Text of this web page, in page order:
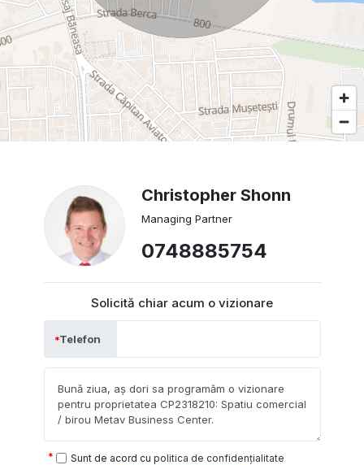
Christopher Shonn
Managing Partner
0748885754
Solicită chiar acum o vizionare
Telefon
Sunt de acord cu politica de confidențialitate